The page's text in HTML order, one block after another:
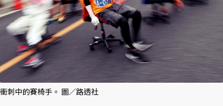
衝刺中的賽椅手。 圖／路透社